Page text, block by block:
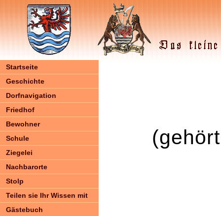
Startseite
Geschichte
Dorfnavigation
Friedhof
Bewohner
Schule
Ziegelei
Nachbarorte
Stolp
Teilen sie Ihr Wissen mit
Gästebuch